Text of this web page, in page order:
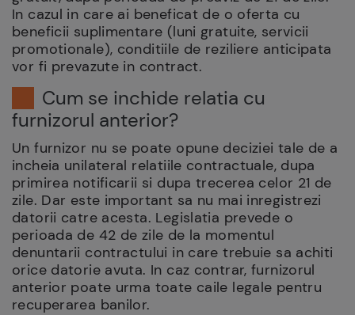
In cazul in care ai beneficat de o oferta cu
beneficii suplimentare (luni gratuite, servicii
promotionale), conditiile de reziliere anticipata
vor fi prevazute in contract.
Cum se inchide relatia cu
furnizorul anterior?
Un furnizor nu se poate opune deciziei tale de a
incheia unilateral relatiile contractuale, dupa
primirea notificarii si dupa trecerea celor 21 de
zile. Dar este important sa nu mai inregistrezi
datorii catre acesta. Legislatia prevede o
perioada de 42 de zile de la momentul
denuntarii contractului in care trebuie sa achiti
orice datorie avuta. In caz contrar, furnizorul
anterior poate urma toate caile legale pentru
recuperarea banilor.